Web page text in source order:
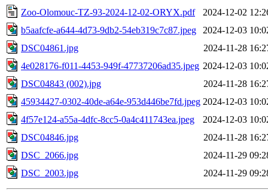
Zoo-Olomouc-TZ-93-2024-12-02-ORYX.pdf
2024-12-02
b5aafcfe-a644-4d73-9db2-54eb319c7c87.jpeg
2024-12-03
DSC04861.jpg
2024-11-28
4e028176-f011-4453-949f-47737206ad35.jpeg 2024-12-03
DSC04843 (002).jpg
2024-11-28
45934427-0302-40de-a64e-953d446be7fd.jpeg 2024-12-03
4f57e124-a55a-4dfc-8cc5-0a4c411743ea.jpeg
2024-12-03
DSC04846.jpg
2024-11-28
DSC_2066.jpg
2024-11-29
DSC_2003.jpg
2024-11-29